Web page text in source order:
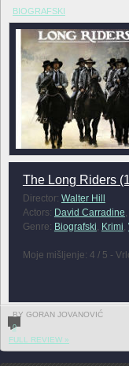
BIOGRAFSKI
The Long Riders
Director: Walter Hill
Actors: David Carradine
Genre: Biografski Krimi
Moje mišljenje: 4 / 5 -
BY GORAN JOVANOVIĆ
0
FULL REVIEW »